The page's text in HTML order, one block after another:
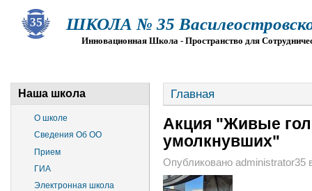
ШКОЛА № 35
Инновационная Школа - Пространство для
Наша школа
О школе
Сведения Об ОО
Прием
ГИА
Электронная школа
Главная
Акция "Живые
умолкнувших"
Опубликовано administrator35